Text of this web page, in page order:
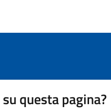
questa pagina?